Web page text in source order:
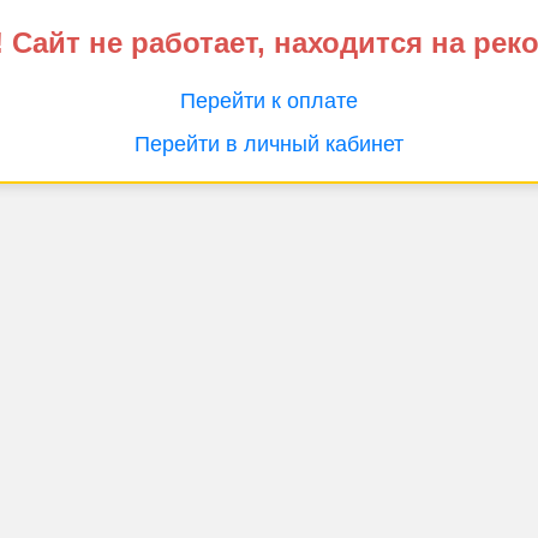
не работает, находится на
Перейти к оплате
Перейти в личный кабинет